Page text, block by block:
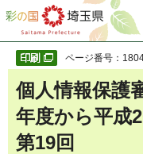
彩の国 埼玉県
ページ番号：
個人情報保護
年度から平成
第19回